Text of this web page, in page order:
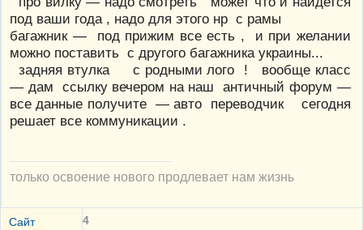
под ваши года , надо для этого нр с рамы
багажник — под прижим все есть , и при желании
можно поставить с другого багажника украины...
задняя втулка с родными лого ! вообще класс
— дам ссылку вечером на наш античный форум —
все данные получите — авто переводчик сегодня
решает все коммуникации .
только освоение нового продлевает нам жизнь
Сайт 4